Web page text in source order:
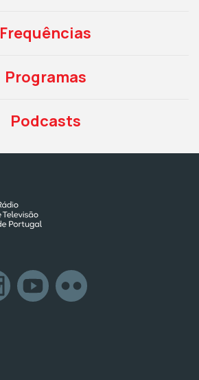
Frequências
Programas
Podcasts